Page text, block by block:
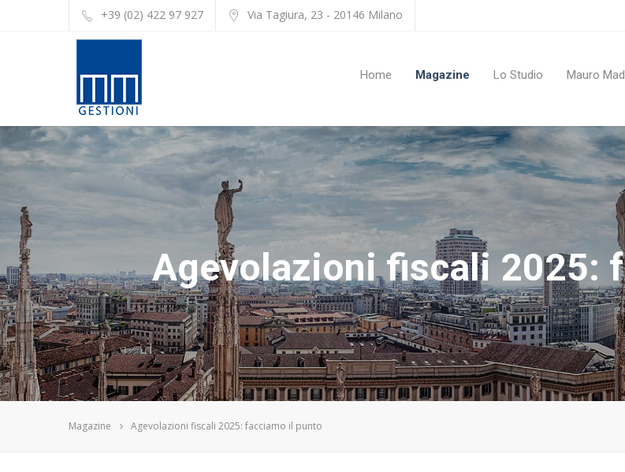
+39 (02) 422 97 927 Via Tagiura, 23 - 20146 Milano
Home Magazine Lo Studio Mauro
Agevolazioni fiscali 2025:
Magazine Agevolazioni fiscali 2025: facciamo il punto